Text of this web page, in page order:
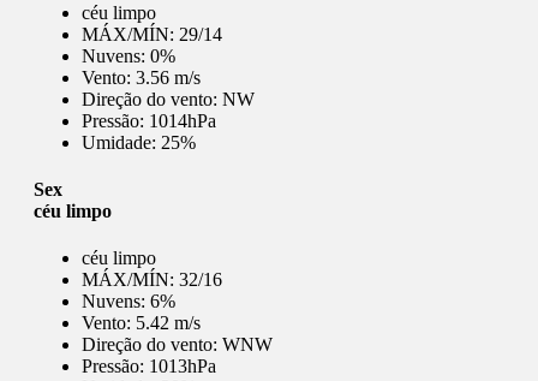
céu limpo
MÁX/MÍN: 29/14
Nuvens: 0%
Vento: 3.56 m/s
Direção do vento: NW
Pressão: 1014hPa
Umidade: 25%
Sex
céu limpo
céu limpo
MÁX/MÍN: 32/16
Nuvens: 6%
Vento: 5.42 m/s
Direção do vento: WNW
Pressão: 1013hPa